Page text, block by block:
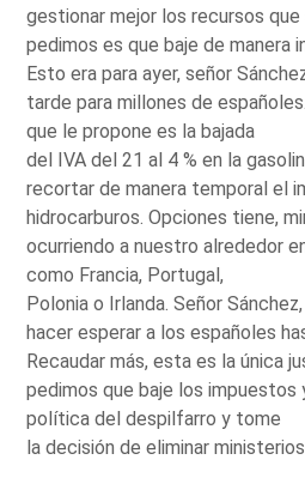
gestionar mejor los recursos
pedimos es que baje de manera
Esto era para ayer, señor
tarde para millones de
que le propone es la bajada
del IVA del 21 al 4 % en la
recortar de manera temporal el
hidrocarburos. Opciones tiene,
ocurriendo a nuestro alrededor
como Francia, Portugal,
Polonia o Irlanda. Señor
hacer esperar a los españoles
Recaudar más, esta es la única
pedimos que baje los impuestos
política del despilfarro y tome
la decisión de eliminar